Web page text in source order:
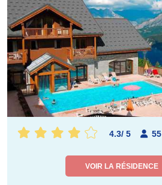
4.3/ 5 55
VOIR LA RÉSIDENCE